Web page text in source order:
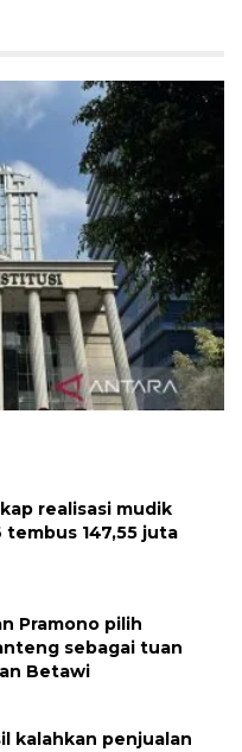
perihal isbat
realisasi mudik
tembus 147,55 juta
Pramono pilih
sebagai tuan
Betawi
kalahkan penjualan